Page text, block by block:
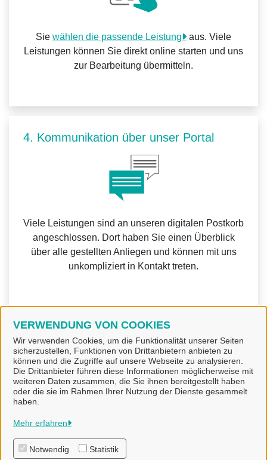
VERWENDUNG VON COOKIES
Wir verwenden Cookies, um die Funktionalität unserer Seiten
sicherzustellen, Funktionen von Drittanbietern anbieten zu
können und die Zugriffe auf unsere Webseite zu analysieren.
Die Drittanbieter führen diese Informationen möglicherweise mit
weiteren Daten zusammen, die Sie ihnen bereitgestellt haben
oder die sie im Rahmen Ihrer Nutzung der Dienste gesammelt
haben.
Mehr erfahren
Notwendig Statistik
Sie wählen die passende Leistung
aus. Viele
Leistungen können Sie direkt online starten und uns
zur Bearbeitung übermitteln.
4. Kommunikation über unser Portal
Viele Leistungen sind an unseren digitalen Postkorb
angeschlossen. Dort haben Sie einen Überblick
über alle gestellten Anliegen und können mit uns
unkompliziert in Kontakt treten.
Weitere Informationen zur BundID finden Sie auf der
FAQ-Seite des Bundes.
Gemeinde Bad Laer
Alle Rechte vorbehalten